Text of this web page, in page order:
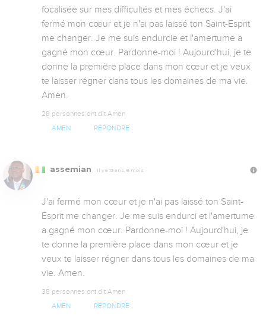
focalisée sur mes difficultés et mes échecs. J'ai
fermé mon cœur et je n'ai pas laissé ton Saint-Esprit
me changer. Je me suis endurcie et l'amertume a
gagné mon cœur. Pardonne-moi ! Aujourd'hui, je te
donne la première place dans mon cœur et je veux
te laisser régner dans tous les domaines de ma vie.
Amen.
28 personnes ont dit Amen
AMEN RÉPONDRE
assemian Il y a 13 ans, 8 mois
J'ai fermé mon cœur et je n'ai pas laissé ton Saint-
Esprit me changer. Je me suis endurci et l'amertume
a gagné mon cœur. Pardonne-moi ! Aujourd'hui, je
te donne la première place dans mon cœur et je
veux te laisser régner dans tous les domaines de ma
vie. Amen.
38 personnes ont dit Amen
AMEN RÉPONDRE